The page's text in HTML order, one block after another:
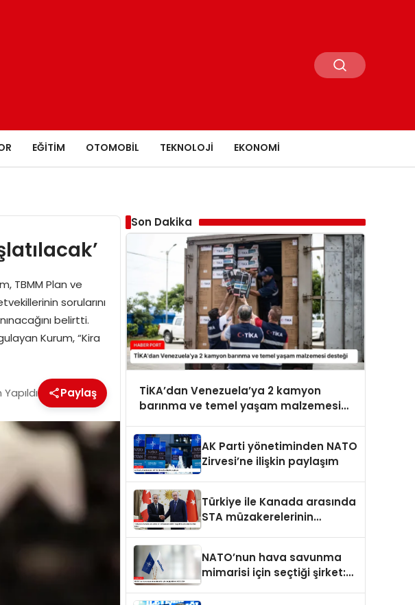
EĞITIM OTOMOBIL TEKNOLOJI EKONOMI
TBMM Plan ve
sorularını
belirtti.
Kurum, “Kira
Paylaş
Son Dakika
TİKA’dan Venezuela’ya 2 kamyon
barınma ve temel yaşam malzemesi
AK Parti yönetiminden NATO
Zirvesi’ne ilişkin paylaşım
Türkiye ile Kanada arasında
STA müzakerelerinin
NATO’nun hava savunma
mimarisi için seçtiği şirket: